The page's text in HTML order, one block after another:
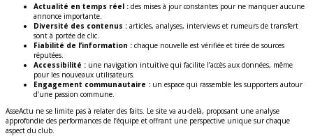
Actualité en temps réel : des mises à jour constantes pour ne manquer aucune
annonce importante.
Diversité des contenus : articles, analyses, interviews et rumeurs de transfert
sont à portée de clic.
Fiabilité de l’information : chaque nouvelle est vérifiée et tirée de sources
réputées.
Accessibilité : une navigation intuitive qui facilite l’accès aux données, même
pour les nouveaux utilisateurs.
Engagement communautaire : un espace qui rassemble les supporters autour
d’une passion commune.
AsseActu ne se limite pas à relater des faits. Le site va au-delà, proposant une analyse
approfondie des performances de l’équipe et offrant une perspective unique sur chaque
aspect du club.